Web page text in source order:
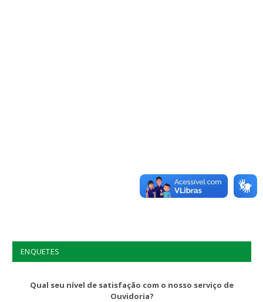
ENQUETES
Qual seu nível de satisfação com o nosso serviço de
Ouvidoria?